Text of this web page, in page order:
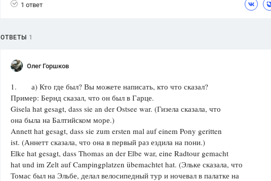
1 ответ
ОТВЕТЫ 1
Олег Горшков
1. а) Кто где был? Вы можете написать, кто что сказал?
Пример: Бернд сказал, что он был в Гарце.
Gisela hat gesagt, dass sie an der Ostsee war. (Гизела сказала, что
она была на Балтийском море.)
Annett hat gesagt, dass sie zum ersten mal auf einem Pony geritten
ist. (Аннетт сказала, что она в первый раз ездила на пони.)
Elke hat gesagt, dass Thomas an der Elbe war, eine Radtour gemacht
hat und im Zelt auf Campingplatzen übemachtet hat. (Эльке сказала, что
Томас был на Эльбе, делал велосипедный тур и ночевал в палатке на